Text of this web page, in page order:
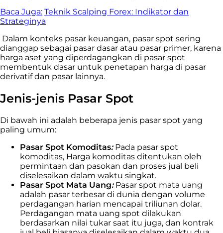
Baca Juga: Teknik Scalping Forex: Indikator dan
Strateginya
Dalam konteks pasar keuangan, pasar spot sering
dianggap sebagai pasar dasar atau pasar primer, karena
harga aset yang diperdagangkan di pasar spot
membentuk dasar untuk penetapan harga di pasar
derivatif dan pasar lainnya.
Jenis-jenis Pasar Spot
Di bawah ini adalah beberapa jenis pasar spot yang
paling umum:
Pasar Spot Komoditas: Pada pasar spot
komoditas, Harga komoditas ditentukan oleh
permintaan dan pasokan dan proses jual beli
diselesaikan dalam waktu singkat.
Pasar Spot Mata Uang: Pasar spot mata uang
adalah pasar terbesar di dunia dengan volume
perdagangan harian mencapai triliunan dolar.
Perdagangan mata uang spot dilakukan
berdasarkan nilai tukar saat itu juga, dan kontrak